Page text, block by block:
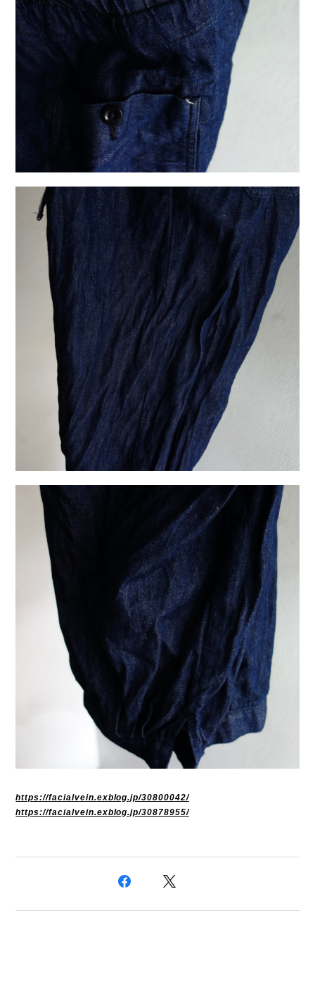
https://facialvein.exblog.jp/30800042/
https://facialvein.exblog.jp/30878955/